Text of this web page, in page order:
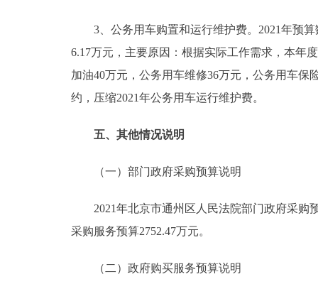
3、公务用车购置和运行维护费。2021年预算
6.17万元，主要原因：根据实际工作需求，本年
加油40万元，公务用车维修36万元，公务用车保
约，压缩2021年公务用车运行维护费。
五、其他情况说明
（一）部门政府采购预算说明
2021年北京市通州区人民法院部门政府采购预
采购服务预算2752.47万元。
（二）政府购买服务预算说明